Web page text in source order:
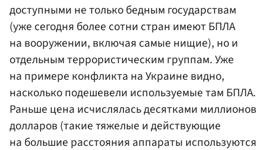
доступными не только бедным государствам
(уже сегодня более сотни стран имеют БПЛА
на вооружении, включая самые нищие), но и
отдельным террористическим группам. Уже
на примере конфликта на Украине видно,
насколько подешевели используемые там БПЛА.
Раньше цена исчислялась десятками миллионов
долларов (такие тяжелые и действующие
на большие расстояния аппараты используются